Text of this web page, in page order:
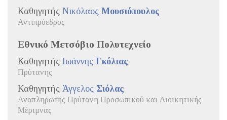
Καθηγητής Νικόλαος Μουσιόπουλος
Αντιπρόεδρος
Εθνικό Μετσόβιο Πολυτεχνείο
Καθηγητής Ιωάννης Γκόλιας
Πρύτανης
Καθηγητής Άγγελος Σιόλας
Αναπληρωτής Πρύτανη Προσωπικού και Διοικητικής
Μέριμνας